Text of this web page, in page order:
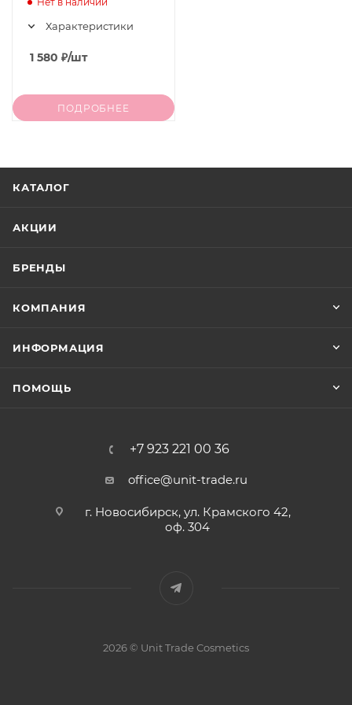
Характеристики
1 580 ₽/шт
ПОДРОБНЕЕ
КАТАЛОГ
АКЦИИ
БРЕНДЫ
КОМПАНИЯ
ИНФОРМАЦИЯ
ПОМОЩЬ
+7 923 221 00 36
office@unit-trade.ru
г. Новосибирск, ул. Крамского 42,
оф. 304
2026 © Unit Trade Cosmetics